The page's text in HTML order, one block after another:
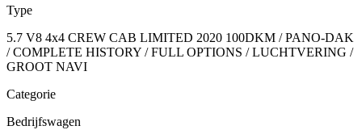
Type
5.7 V8 4x4 CREW CAB LIMITED 2020 100DKM / PANO-DAK
/ COMPLETE HISTORY / FULL OPTIONS / LUCHTVERING /
GROOT NAVI
Categorie
Bedrijfswagen